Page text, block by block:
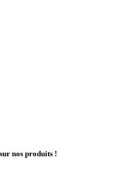
nos produits !